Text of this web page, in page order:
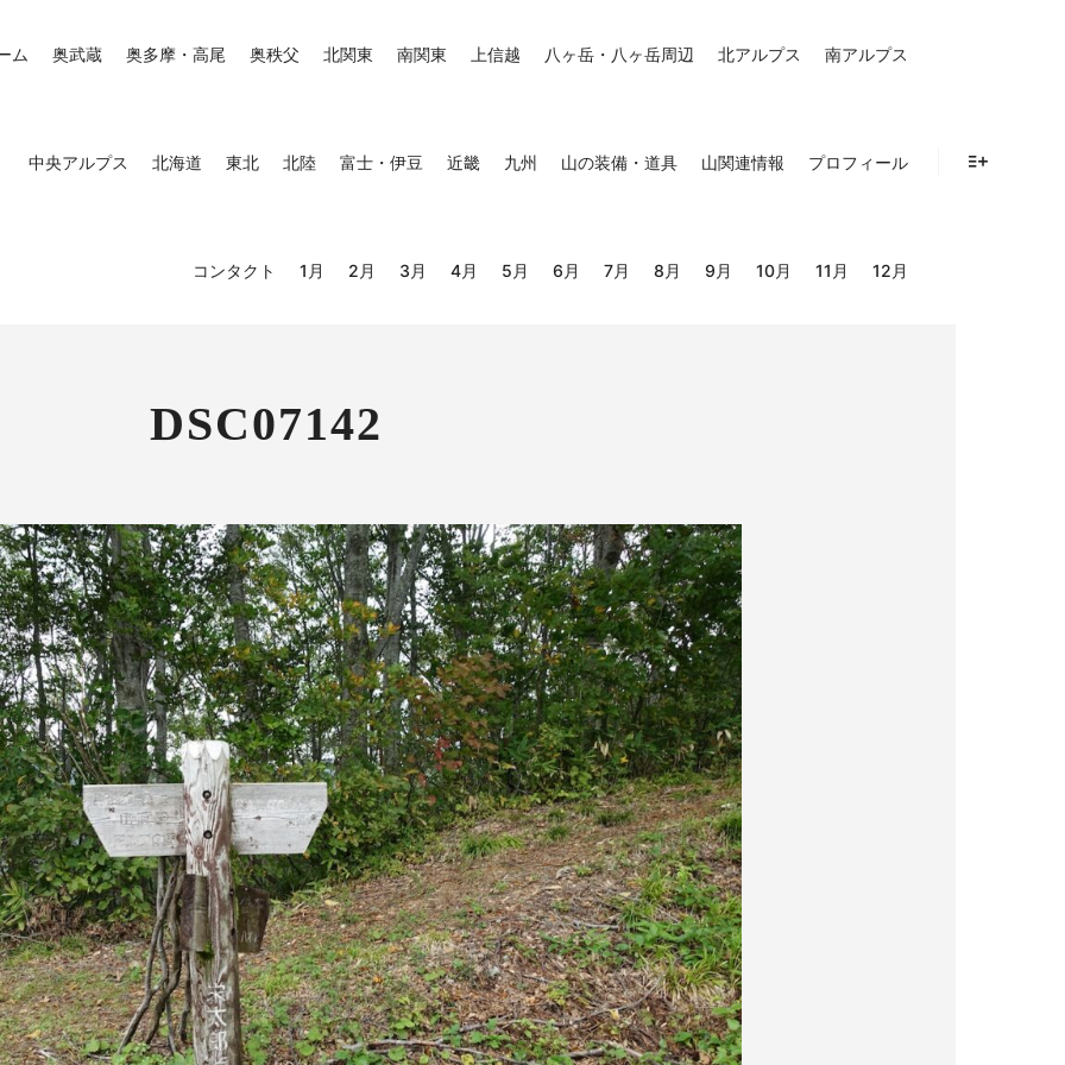
ム 奥武蔵 奥多摩・高尾 奥秩父 北関東 南関東 上信越 八ヶ岳・八ヶ岳周辺 北アルプス 南アルプス
中央アルプス 北海道 東北 北陸 富士・伊豆 近畿 九州 山の装備・道具 山関連情報 プロフィール
コンタクト 1月 2月 3月 4月 5月 6月 7月 8月 9月 10月 11月 12月
DSC07142